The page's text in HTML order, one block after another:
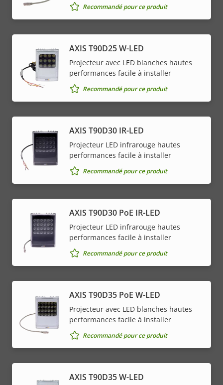
Recommandé pour ce produit
AXIS T90D25 W-LED
Projecteur avec LED blanches hautes
performances facile à installer
Recommandé pour ce produit
AXIS T90D30 IR-LED
Projecteur LED infrarouge hautes
performances facile à installer
Recommandé pour ce produit
AXIS T90D30 PoE IR-LED
Projecteur LED infrarouge hautes
performances facile à installer
Recommandé pour ce produit
AXIS T90D35 PoE W-LED
Projecteur avec LED blanches hautes
performances facile à installer
Recommandé pour ce produit
AXIS T90D35 W-LED